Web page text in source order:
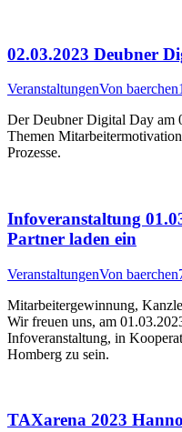
02.03.2023 Deubner
VeranstaltungenVon baerchen
Der Deubner Digital Day am
Themen
Prozesse.
Infoveranstaltung
Partner laden ein
VeranstaltungenVon baerchen
Mitarbeitergewinnung,
Wir freuen uns, am
Infoveranstaltung, in
Homberg zu sein.
TAXarena 2023